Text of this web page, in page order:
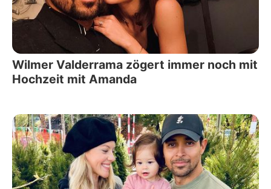
Wilmer Valderrama zögert immer noch mit
Hochzeit mit Amanda